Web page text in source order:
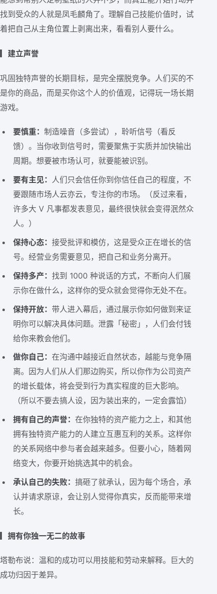
找到受众的人就是凤毛麟角了。理解自己技能价值时，试
着把自己从主角位置上剥离出来，看看别人要什么。
建立声誉
巩固独特声誉的长期目标，是完全摆脱竞争。人们买的不
是你的商品，而是买你这个人的价值观，记得玩一场长期
游戏。
要慎重：制造噪音（多尝试），聆听信号（看反
馈）。当你收到信号时，需要聚焦于实质并加快输出
周期。想要被市场认可，就要能被识别。
要有主见： 人们只会信任你到你信任自己的程度，不
要跟随市场人云亦云，专注你的市场。（反过来看，
许多大 V 凡事都发表意见，最终很快就会变得泯然众
人。）
保持心态：接受批评和模仿，这是受众正在增长的信
号。经营业务需要意见，把自己和业务分离开。
保持多产：找到 1000 种说话的方式，不断向人们展
示你在做什么，这样你的受众就会觉得你无处不在。
保持开放：带人进入幕后，通过展示你如何做到来证
明你可以解决具体问题。泄露「秘密」，人们会付钱
给你来教会他们。
做你自己：在沟通中越接近自然状态，越能与竞争隔
离。因为人们从人们那边购买，所以你作为公司资产
的增长载体，将会受到行为真实程度的巨大影响。
（所以不要去搞人设，因为装出来的，一定会露馅）
拥有自己的声誉：在你独特的资产能力之上，和其他
拥有独特资产能力的人建立互惠互利的关系。这样你
的关系网络中参与者会越来越多。但要小心，随着网
络变大，你要开始挑选其中的机会。
承认自己的失败：搞砸了就承认，因为每个场合，承
认并请求原谅，会让别人觉得你真实，反而能带来增
长。
拥有你独一无二的故事
塔勒布说：温和的成功可以用技能和劳动来解释。巨大的
成功归因于差异。